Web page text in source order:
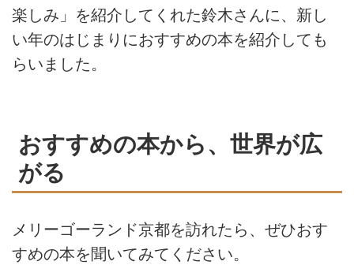
楽しみ」を紹介してくれた鈴木さんに、新し
い年のはじまりにおすすめの本を紹介しても
らいました。
おすすめの本から、世界が広
がる
メリーゴーランド京都を訪れたら、ぜひおす
すめの本を聞いてみてください。